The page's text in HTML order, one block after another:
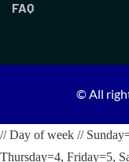
FAQ
© All
// Day of week //
Thursday=4, Friday=5,